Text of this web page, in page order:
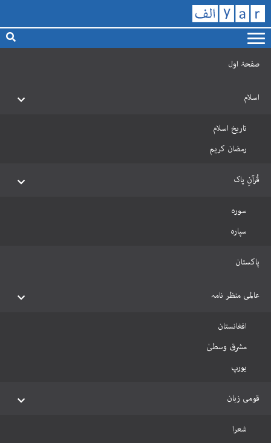
صفحۂ اول
اسلام
تاریخ اسلام
رمضان کریم
قُرآنِ پاک
سورہ
سپارہ
پاکستان
عالمی منظر نامہ
افغانستان
مشرق وسطیٰ
یورپ
قومی زبان
شعرا